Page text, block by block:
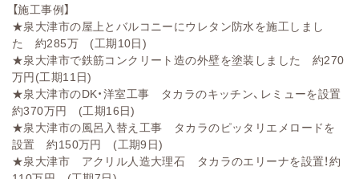
【施工事例】
★泉大津市の屋上とバルコニーにウレタン防水を施工しまし
た 約285万 (工期10日)
★泉大津市で鉄筋コンクリート造の外壁を塗装しました 約270
万円(工期11日)
★泉大津市のDK・洋室工事 タカラのキッチン、レミューを設置
約370万円 (工期16日)
★泉大津市の風呂入替え工事 タカラのピッタリエメロードを
設置 約150万円 (工期9日)
★泉大津市 アクリル人造大理石 タカラのエリーナを設置！約